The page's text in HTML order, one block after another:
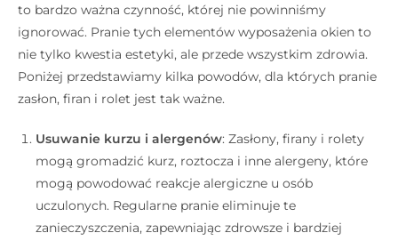
to bardzo ważna czynność, której nie powinniśmy
ignorować. Pranie tych elementów wyposażenia okien to
nie tylko kwestia estetyki, ale przede wszystkim zdrowia.
Poniżej przedstawiamy kilka powodów, dla których pranie
zasłon, firan i rolet jest tak ważne.
Usuwanie kurzu i alergenów: Zasłony, firany i rolety
mogą gromadzić kurz, roztocza i inne alergeny, które
mogą powodować reakcje alergiczne u osób
uczulonych. Regularne pranie eliminuje te
zanieczyszczenia, zapewniając zdrowsze i bardziej